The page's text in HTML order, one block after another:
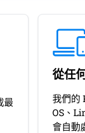
最
從任
我們的
OS、
會自動